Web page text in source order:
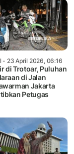
- 23 April 2026, 06:16
di Trotoar, Puluhan
di Jalan
Jakarta
Petugas